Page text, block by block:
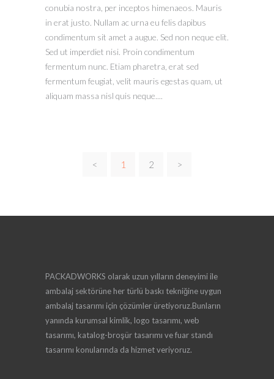
conubia nostra, per inceptos himenaeos. Mauris
in erat justo. Nullam ac urna eu felis dapibus
condimentum sit amet a augue. Sed non neque elit.
Sed ut imperdiet nisi. Proin condimentum
fermentum nunc. Etiam pharetra, erat sed
fermentum feugiat, velit mauris egestas quam, ut
aliquam massa nisl quis neque....
< 1 2 >
PACKADWORKS olarak uzun yılların deneyimi ile
ambalaj sektörüne her türlü baskı tekniğine uygun
ambalaj tasarımı için çözümler üretiyoruz.Bunların
yanında kurumsal kimlik, logo tasarımı, web
tasarımı, katalog-broşür tasarımı ve fuar standı
tasarımı konularında da hizmet veriyoruz.